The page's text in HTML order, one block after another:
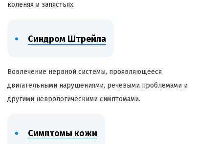
коленях и запястьях.
Синдром Штрейла
Вовлечение нервной системы, проявляющееся
двигательными нарушениями, речевыми проблемами и
другими неврологическими симптомами.
Симптомы кожи